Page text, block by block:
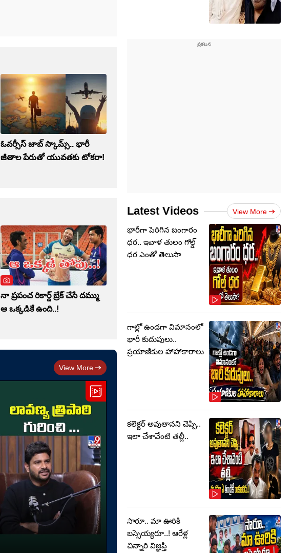
ఓవర్సీస్‌ జాబ్‌ స్కామ్స్‌.. భారీ
జీతాల పేరుతో యువతకు టోకరా!
నా ప్రపంచ రికార్డ్ బ్రేక్ చేసే దమ్ము
ఆ ఒక్కడికే ఉంది..!
View More
Latest Videos View More
భారీగా పెరిగిన బంగారం
ధర.. ఇవాళ తులం గోల్డ్‌
ధర ఎంతో తెలుసా
గాల్లో ఉండగా విమానంలో
భారీ కుదుపులు..
ప్రయాణికుల హాహాకారాలు
కలెక్టర్‌ అవుతానని చెప్పి..
ఇలా చేశావేంటి తల్లీ..
సారూ.. మా ఊరికి
బస్సెయ్యరూ..! ఆరేళ్ల
చిన్నారి విజ్ఞప్తి